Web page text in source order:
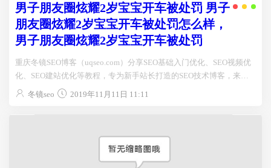
男子朋友圈炫耀2岁宝宝开车被处罚 男子
朋友圈炫耀2岁宝宝开车被处罚怎么样，
男子朋友圈炫耀2岁宝宝开车被处罚
重庆冬镜SEO博客（uqseo.com）分享SEO基础入门优化、SEO视频优
化、SEO建站优化等教程，专为新手站长打造的SEO技术博客，来这
里教你学习SEO优化技术。QQ：33731790...
冬镜seo 2019年11月11日 11:11